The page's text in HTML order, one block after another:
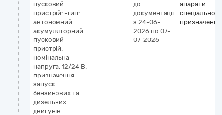
пусковий
пристрій: -тип:
автономний
акумуляторний
пусковий
пристрій; -
номінальна
напруга: 12/24 В; -
призначення:
запуск
бензинових та
дизельних
двигунів
до
документації
з 24-06-
2026 по 07-
07-2026
апарати
спеціального
призначення